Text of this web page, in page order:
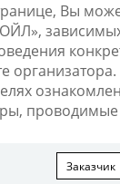
Вы
Заказчик